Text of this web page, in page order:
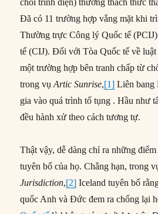
Đã có 11 trường hợp vắng mặt khi
Thường trực Công lý Quốc tế
tế (CIJ). Đối với Tòa Quốc tế về
một trường hợp bên tranh chấp từ
trong vụArtic Sunrise,[1] Liên bang
gia vào quá trình tố tụng . Hầu như
đều hành xử theo cách tương tự.
Thật vậy, dễ dàng chỉ ra những
tuyên bố của họ. Chẳng hạn, trong
Jurisdiction,[2] Iceland tuyên bố
quốc Anh và Đức đem ra chống lại